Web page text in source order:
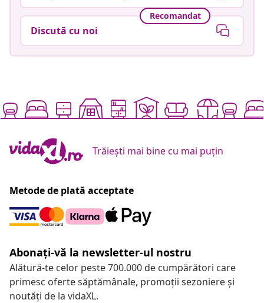
Recomandat
Discută cu noi
Trăiești mai bine cu mai puțin
Metode de plată acceptate
Abonați-vă la newsletter-ul nostru
Alătură-te celor peste 700.000 de cumpărători care
primesc oferte săptămânale, promoții sezoniere și
noutăți de la vidaXL.